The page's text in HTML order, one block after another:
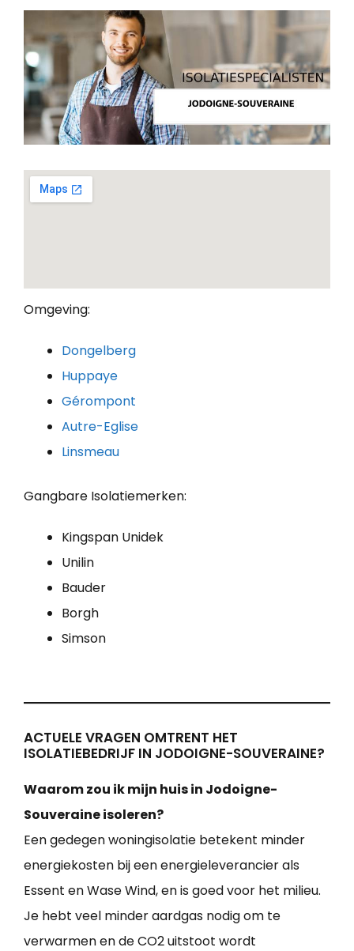
Omgeving:
Dongelberg
Huppaye
Gérompont
Autre-Eglise
Linsmeau
Gangbare Isolatiemerken:
Kingspan Unidek
Unilin
Bauder
Borgh
Simson
ACTUELE VRAGEN OMTRENT HET
ISOLATIEBEDRIJF IN JODOIGNE-SOUVERAINE?
Waarom zou ik mijn huis in Jodoigne-
Souveraine isoleren?
Een gedegen woningisolatie betekent minder
energiekosten bij een energieleverancier als
Essent en Wase Wind, en is goed voor het milieu.
Je hebt veel minder aardgas nodig om te
verwarmen en de CO2 uitstoot wordt